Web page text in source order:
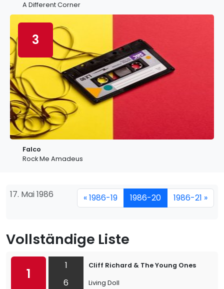
A Different Corner
3
Falco
Rock Me Amadeus
17. Mai 1986 « 1986-19 1986-20 1986-21 »
Vollständige Liste
1
1
6
Cliff Richard & The Young Ones
Living Doll